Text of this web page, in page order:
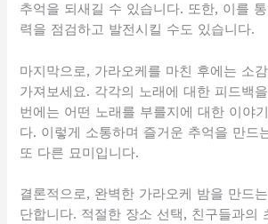
추억을 되새길 수 있습니다. 또한, 이를
력을 점검하고 발전시킬 수도 있습니다.
마지막으로, 가라오케를 마친 후에는 소
가져보세요. 각각의 노래에 대한 피드백
번에는 어떤 노래를 부를지에 대한 이야
다. 이렇게 소통하며 즐거운 추억을 만드
또 다른 묘미입니다.
결론적으로, 완벽한 가라오케 밤을 만드
단합니다. 적절한 장소 선택, 친구들과의